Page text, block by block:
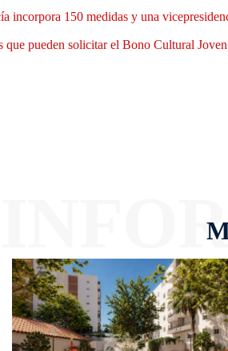
incorpora 150 medidas y una
pueden solicitar el Bono Cultural